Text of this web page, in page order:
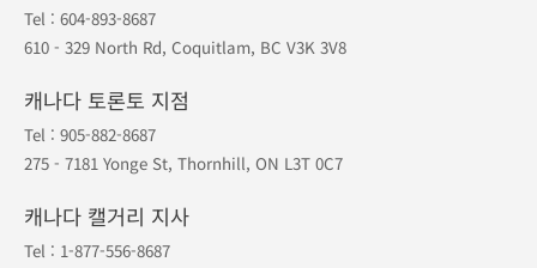
Tel : 604-893-8687
610 - 329 North Rd, Coquitlam, BC V3K 3V8
캐나다 토론토 지점
Tel : 905-882-8687
275 - 7181 Yonge St, Thornhill, ON L3T 0C7
캐나다 캘거리 지사
Tel : 1-877-556-8687